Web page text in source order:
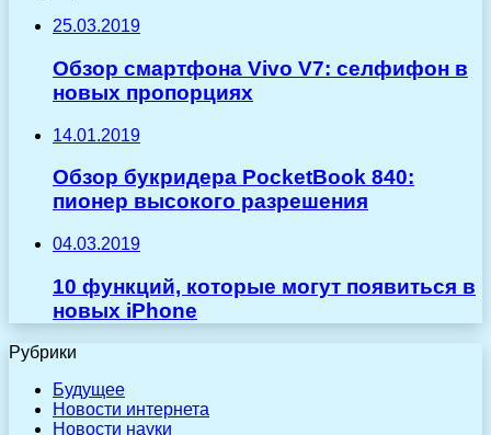
25.03.2019
Обзор смартфона Vivo V7: селфифон в
новых пропорциях
14.01.2019
Обзор букридера PocketBook 840:
пионер высокого разрешения
04.03.2019
10 функций, которые могут появиться в
новых iPhone
Рубрики
Будущее
Новости интернета
Новости науки